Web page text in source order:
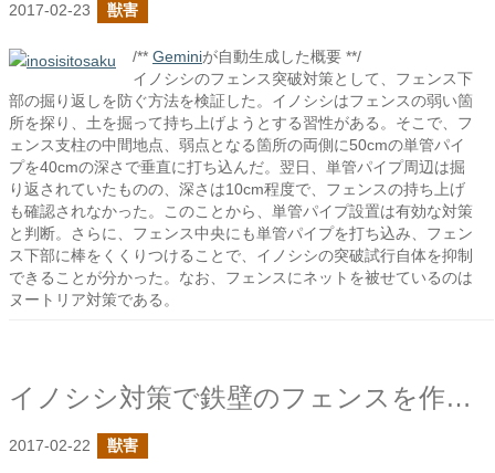
2017-02-23 獣害
/** Geminiが自動生成した概要 **/
イノシシのフェンス突破対策として、フェンス下
部の掘り返しを防ぐ方法を検証した。イノシシはフェンスの弱い箇
所を探り、土を掘って持ち上げようとする習性がある。そこで、フ
ェンス支柱の中間地点、弱点となる箇所の両側に50cmの単管パイ
プを40cmの深さで垂直に打ち込んだ。翌日、単管パイプ周辺は掘
り返されていたものの、深さは10cm程度で、フェンスの持ち上げ
も確認されなかった。このことから、単管パイプ設置は有効な対策
と判断。さらに、フェンス中央にも単管パイプを打ち込み、フェン
ス下部に棒をくくりつけることで、イノシシの突破試行自体を抑制
できることが分かった。なお、フェンスにネットを被せているのは
ヌートリア対策である。
イノシシ対策で鉄壁のフェンスを作りたい
2017-02-22 獣害